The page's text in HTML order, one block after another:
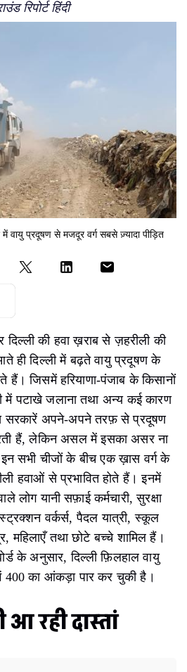
रिपोर्ट हिंदी
में वायु प्रदूषण से मजदूर वर्ग सबसे ज़्यादा पीड़ित
दिल्ली की हवा ख़राब से ज़हरीली की
ही दिल्ली में बढ़ते वायु प्रदूषण के
हैं। जिसमें हरियाणा-पंजाब के किसानों
में पटाखे जलाना तथा अन्य कई कारण
सरकारें अपने-अपने तरफ़ से प्रदूषण
हैं, लेकिन असल में इसका असर ना
इन सभी चीजों के बीच एक ख़ास वर्ग के
हवाओं से प्रभावित होते हैं। इनमें
लोग यानी सफ़ाई कर्मचारी, सुरक्षा
वर्कर्स, पैदल यात्री, स्कूल
तथा छोटे बच्चे शामिल हैं।
के अनुसार, दिल्ली फ़िलहाल वायु
का आंकड़ा पार कर चुकी है।
आ रही दास्तां